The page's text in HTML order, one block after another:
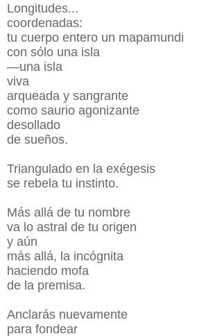
Longitudes...
coordenadas:
tu cuerpo entero un mapamundi
con sólo una isla
—una isla
viva
arqueada y sangrante
como saurio agonizante
desollado
de sueños.
Triangulado en la exégesis
se rebela tu instinto.
Más allá de tu nombre
va lo astral de tu origen
y aún
más allá, la incógnita
haciendo mofa
de la premisa.
Anclarás nuevamente
para fondear